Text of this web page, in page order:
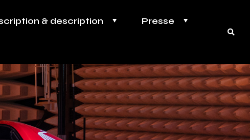
& description
Presse